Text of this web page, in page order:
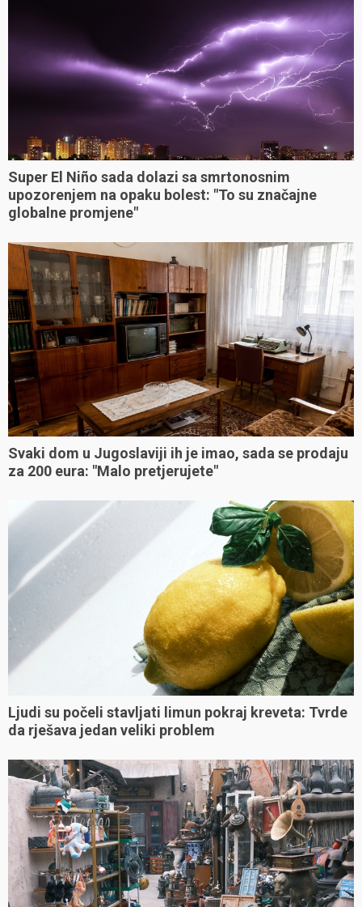
Super El Niño sada dolazi sa smrtonosnim
upozorenjem na opaku bolest: "To su značajne
globalne promjene"
Svaki dom u Jugoslaviji ih je imao, sada se prodaju
za 200 eura: "Malo pretjerujete"
Ljudi su počeli stavljati limun pokraj kreveta: Tvrde
da rješava jedan veliki problem